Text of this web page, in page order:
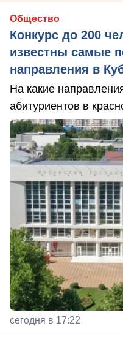
Общество
Конкурс до 200
известны самые
направления в
На какие
абитуриентов в
сегодня в 17:22